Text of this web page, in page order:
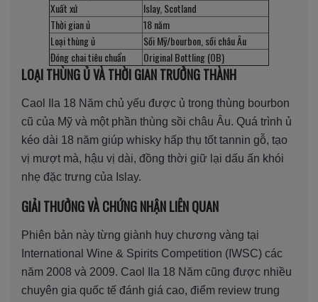
Xuất xứ
Islay, Scotland
Thời gian ủ
18 năm
Loại thùng ủ
Sồi Mỹ/bourbon, sồi châu Âu
Đóng chai tiêu chuẩn
Original Bottling (OB)
LOẠI THÙNG Ủ VÀ THỜI GIAN TRƯỞNG THÀNH
Caol Ila 18 Năm chủ yếu được ủ trong thùng bourbon
cũ của Mỹ và một phần thùng sồi châu Âu. Quá trình ủ
kéo dài 18 năm giúp whisky hấp thụ tốt tannin gỗ, tạo
vị mượt mà, hậu vị dài, đồng thời giữ lại dấu ấn khói
nhẹ đặc trưng của Islay.
GIẢI THƯỞNG VÀ CHỨNG NHẬN LIÊN QUAN
Phiên bản này từng giành huy chương vàng tại
International Wine & Spirits Competition (IWSC) các
năm 2008 và 2009. Caol Ila 18 Năm cũng được nhiều
chuyên gia quốc tế đánh giá cao, điểm review trung